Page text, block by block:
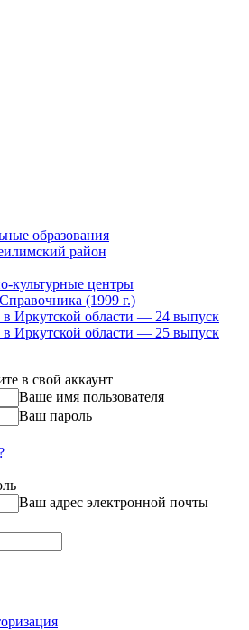
образования
район
культурные центры
(1999 г.)
в Иркутской области — 24 выпуск
в Иркутской области — 25 выпуск
в свой аккаунт
Ваше имя пользователя
Ваш пароль
Ваш адрес электронной почты